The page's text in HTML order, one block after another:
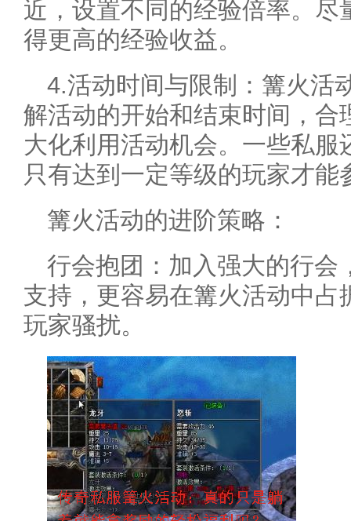
近，设置不同的经验倍率。尽
得更高的经验收益。
4.活动时间与限制：篝火活
解活动的开始和结束时间，合
大化利用活动机会。一些私
只有达到一定等级的玩家才能
篝火活动的进阶策略：
行会抱团：加入强大的行会
支持，更容易在篝火活动中占
玩家骚扰。